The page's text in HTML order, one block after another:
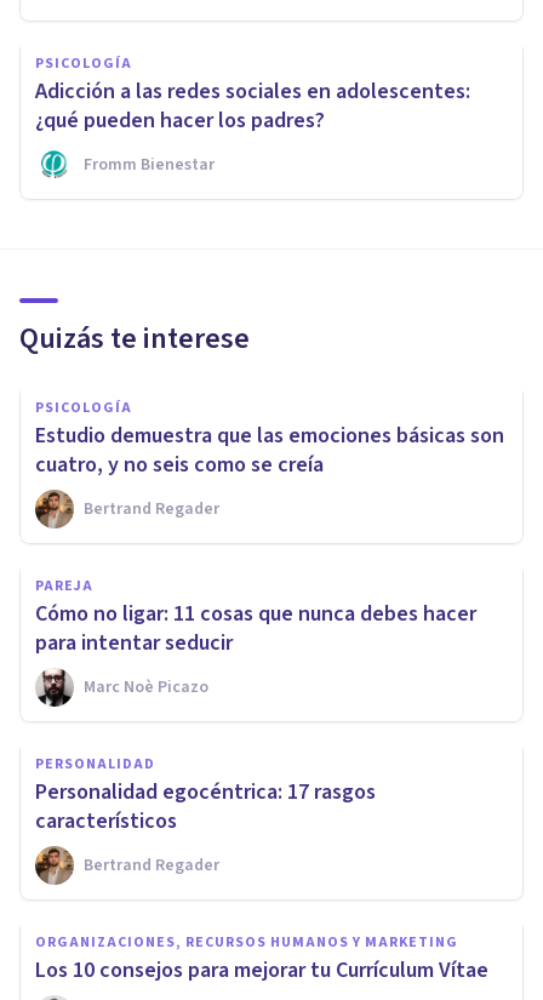
PSICOLOGÍA
Adicción a las redes sociales en adolescentes:
¿qué pueden hacer los padres?
Fromm Bienestar
Quizás te interese
PSICOLOGÍA
Estudio demuestra que las emociones básicas son
cuatro, y no seis como se creía
Bertrand Regader
PAREJA
Cómo no ligar: 11 cosas que nunca debes hacer
para intentar seducir
Marc Noè Picazo
PERSONALIDAD
Personalidad egocéntrica: 17 rasgos
característicos
Bertrand Regader
ORGANIZACIONES, RECURSOS HUMANOS Y MARKETING
Los 10 consejos para mejorar tu Currículum Vítae